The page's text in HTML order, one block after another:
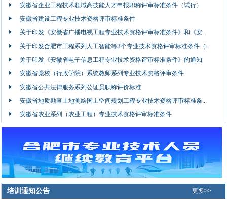
安徽省企业工程技术领域高技能人才申报职称评审标准条件（试行）
安徽省建设工程专业技术资格评审标准条件
关于印发《安徽省广播电视工程专业技术资格评审标准条件》和《安...
关于印发合肥市工程系列人工智能等3个专业技术资格评审标准条件（...
关于印发《安徽省电子信息工程专业技术资格评审标准条件》的通知
安徽省党校（行政学院）系统教师系列专业技术资格评审条件
安徽省公共法律服务系列公证员职称评价标准
安徽省地质勘查土地测绘国土空间规划工程专业技术资格评审标准条...
安徽省农业系列（农业工程）专业技术资格评审标准条件
培训通知公告 更多>>